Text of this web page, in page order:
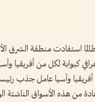
استفادت منطقة الشرق
كبوابة لكل من أفريقيا
وآسيا عامل جذب
من هذه الأسواق الناشئة